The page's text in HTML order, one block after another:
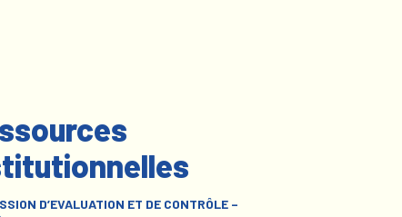
D’EVALUATION ET DE CONTRÔLE –